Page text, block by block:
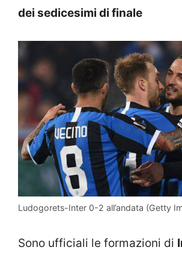
dei sedicesimi di finale
Ludogorets-Inter 0-2 all’andata (Getty
Sono ufficiali le formazioni di